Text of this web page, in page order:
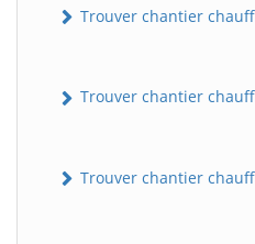
Trouver chantier
Trouver chantier
Trouver chantier